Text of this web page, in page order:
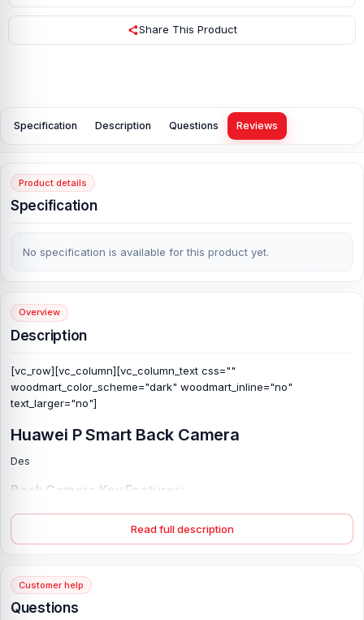
Share This Product
Specification Description Questions Reviews
Product details
Specification
No specification is available for this product yet.
Overview
Description
[vc_row][vc_column][vc_column_text css=""
woodmart_color_scheme="dark" woodmart_inline="no"
text_larger="no"]
Huawei P Smart Back Camera
Des
Back Camera Key Features:
Camera Features:
What is the Huawei P Smart Back Camera price
The latest Huawei P Smart Back Camera
starts from TK. Our website,
Read full description
Customer help
Questions